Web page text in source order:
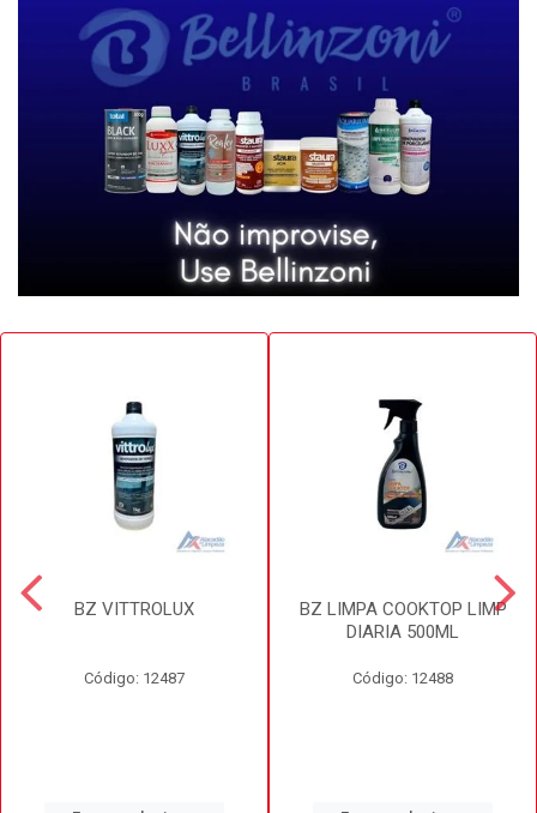
BZ VITTROLUX
Código: 12487
BZ LIMPA COOKTOP LIMP
DIARIA 500ML
Código: 12488